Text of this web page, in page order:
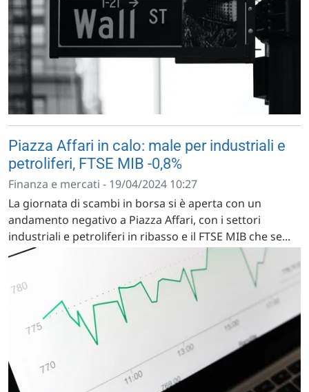
Piazza Affari in calo: male per industriali e
petroliferi, FTSE MIB -0,8%
Finanza e mercati - 19/04/2024 10:27
La giornata di scambi in borsa si è aperta con un
andamento negativo a Piazza Affari, con i settori
industriali e petroliferi in ribasso e il FTSE MIB che se...